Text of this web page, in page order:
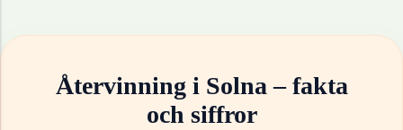
Återvinning i Solna– fakta
och siffror